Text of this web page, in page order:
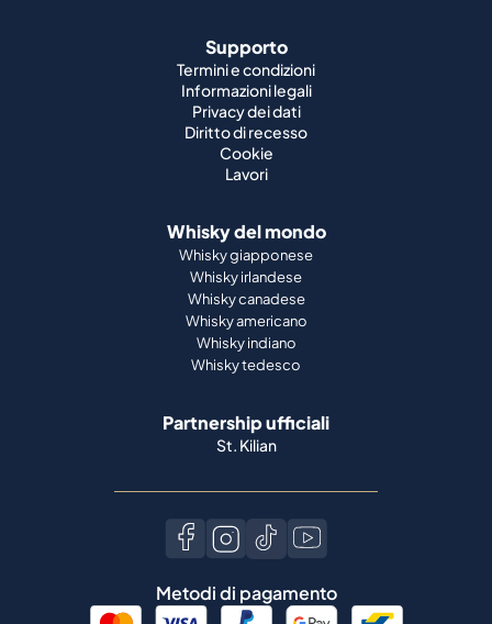
Supporto
Termini e condizioni
Informazioni legali
Privacy dei dati
Diritto di recesso
Cookie
Lavori
Whisky del mondo
Whisky giapponese
Whisky irlandese
Whisky canadese
Whisky americano
Whisky indiano
Whisky tedesco
Partnership ufficiali
St. Kilian
Metodi di pagamento